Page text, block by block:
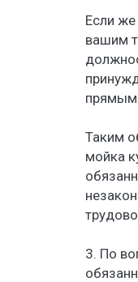
Если
вашим
прямым
Таким
мойка
3. По